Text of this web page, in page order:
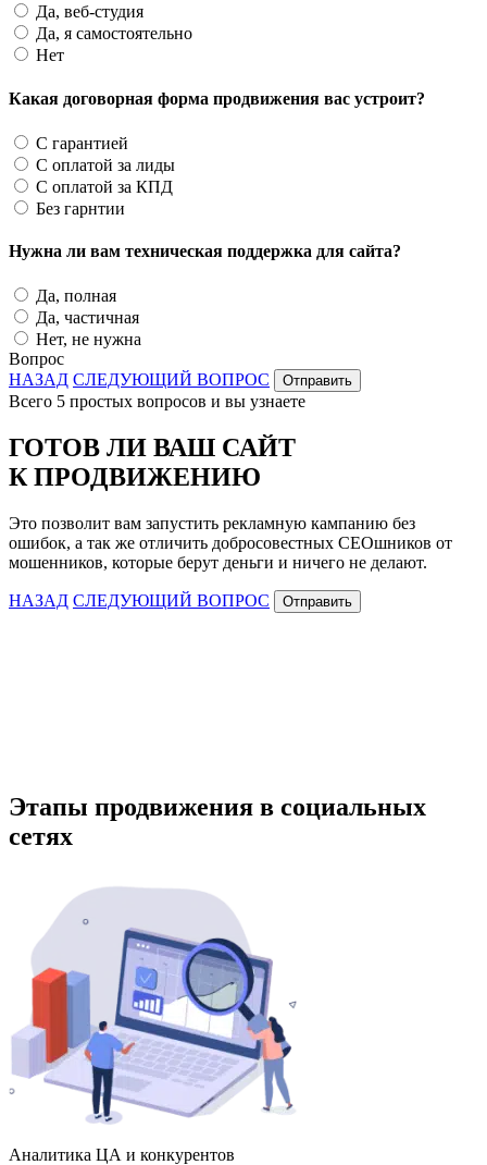
Да, веб-студия
Да, я самостоятельно
Нет
Какая договорная форма продвижения вас устроит?
С гарантией
С оплатой за лиды
С оплатой за КПД
Без гарнтии
Нужна ли вам техническая поддержка для сайта?
Да, полная
Да, частичная
Нет, не нужна
Вопрос
НАЗАД СЛЕДУЮЩИЙ ВОПРОС Отправить
Всего 5 простых вопросов и вы узнаете
ГОТОВ ЛИ ВАШ САЙТ
К ПРОДВИЖЕНИЮ
Это позволит вам запустить рекламную кампанию без
ошибок, а так же отличить добросовестных СЕОшников от
мошенников, которые берут деньги и ничего не делают.
НАЗАД СЛЕДУЮЩИЙ ВОПРОС Отправить
Этапы продвижения в социальных
сетях
Аналитика ЦА и конкурентов